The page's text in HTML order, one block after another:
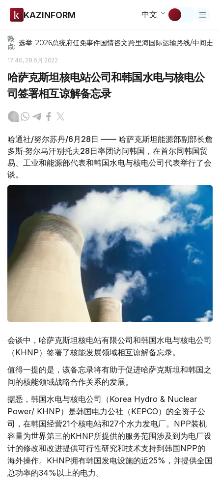
KAZINFORM 中文
热
点: 选举-2026总统府任免事件国情咨文跨里海国际运输路线/中间走廊
17:40, 28 6月 2022
哈萨克斯坦核电站公司和韩国水电与核电公
司签署相互谅解备忘录
哈通社/努尔苏丹/6月28日 —— 哈萨克斯坦能源部副部长詹
多斯·努尔马汗别托夫28日率团访问韩国，在首尔同韩国贸
易、工业和能源部代表和韩国水电与核电公司代表举行了会
谈。
会谈中，哈萨克斯坦核电站有限公司和韩国水电与核电公司
（KHNP）签署了核能发展领域相互谅解备忘录。
值得一提的是，该备忘录将有助于促进哈萨克斯坦和韩国之
间的核能领域战略合作关系的发展。
据悉，韩国水电与核电公司（Korea Hydro & Nuclear
Power/ KHNP）是韩国电力公社（KEPCO）的全资子公
司，在韩国经营21个核电站和27个水力发电厂。NPP装机
容量为世界第三的KHNP所提供的服务范围涉及到为电厂设
计的修改和改进提供可行性研究和技术支持到韩国NPP的
海外操作。KHNP拥有韩国发电设施的近25%，并提供全国
总功率的34%以上的电力。